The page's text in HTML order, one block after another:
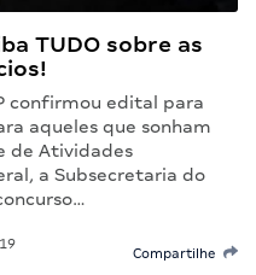
TUDO sobre as
confirmou edital para
aqueles que sonham
de Atividades
a Subsecretaria do
Compartilhe